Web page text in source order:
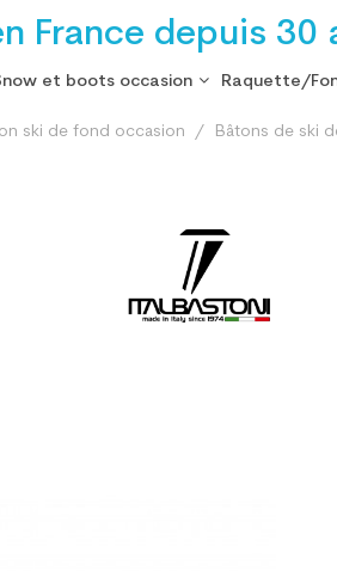
France depuis 30
et boots occasion Raquette/
ski de fond occasion Bâtons de ski